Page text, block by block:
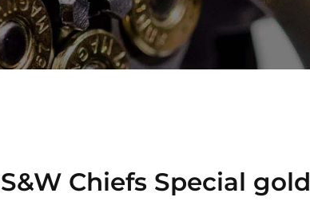
S&W Chiefs Special gold